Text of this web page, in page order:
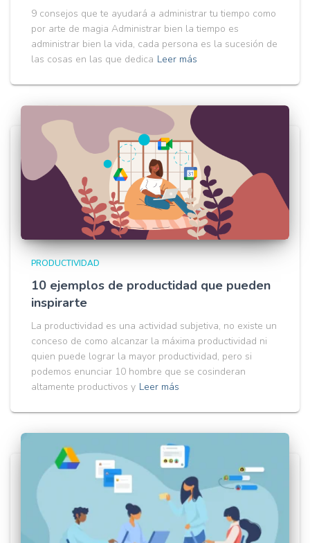
9 consejos que te ayudará a administrar tu tiempo como
por arte de magia Administrar bien la tiempo es
administrar bien la vida, cada persona es la sucesión de
las cosas en las que dedica Leer más
PRODUCTIVIDAD
10 ejemplos de productidad que pueden
inspirarte
La productividad es una actividad subjetiva, no existe un
conceso de como alcanzar la máxima productividad ni
quien puede lograr la mayor productividad, pero si
podemos enunciar 10 hombre que se cosinderan
altamente productivos y Leer más